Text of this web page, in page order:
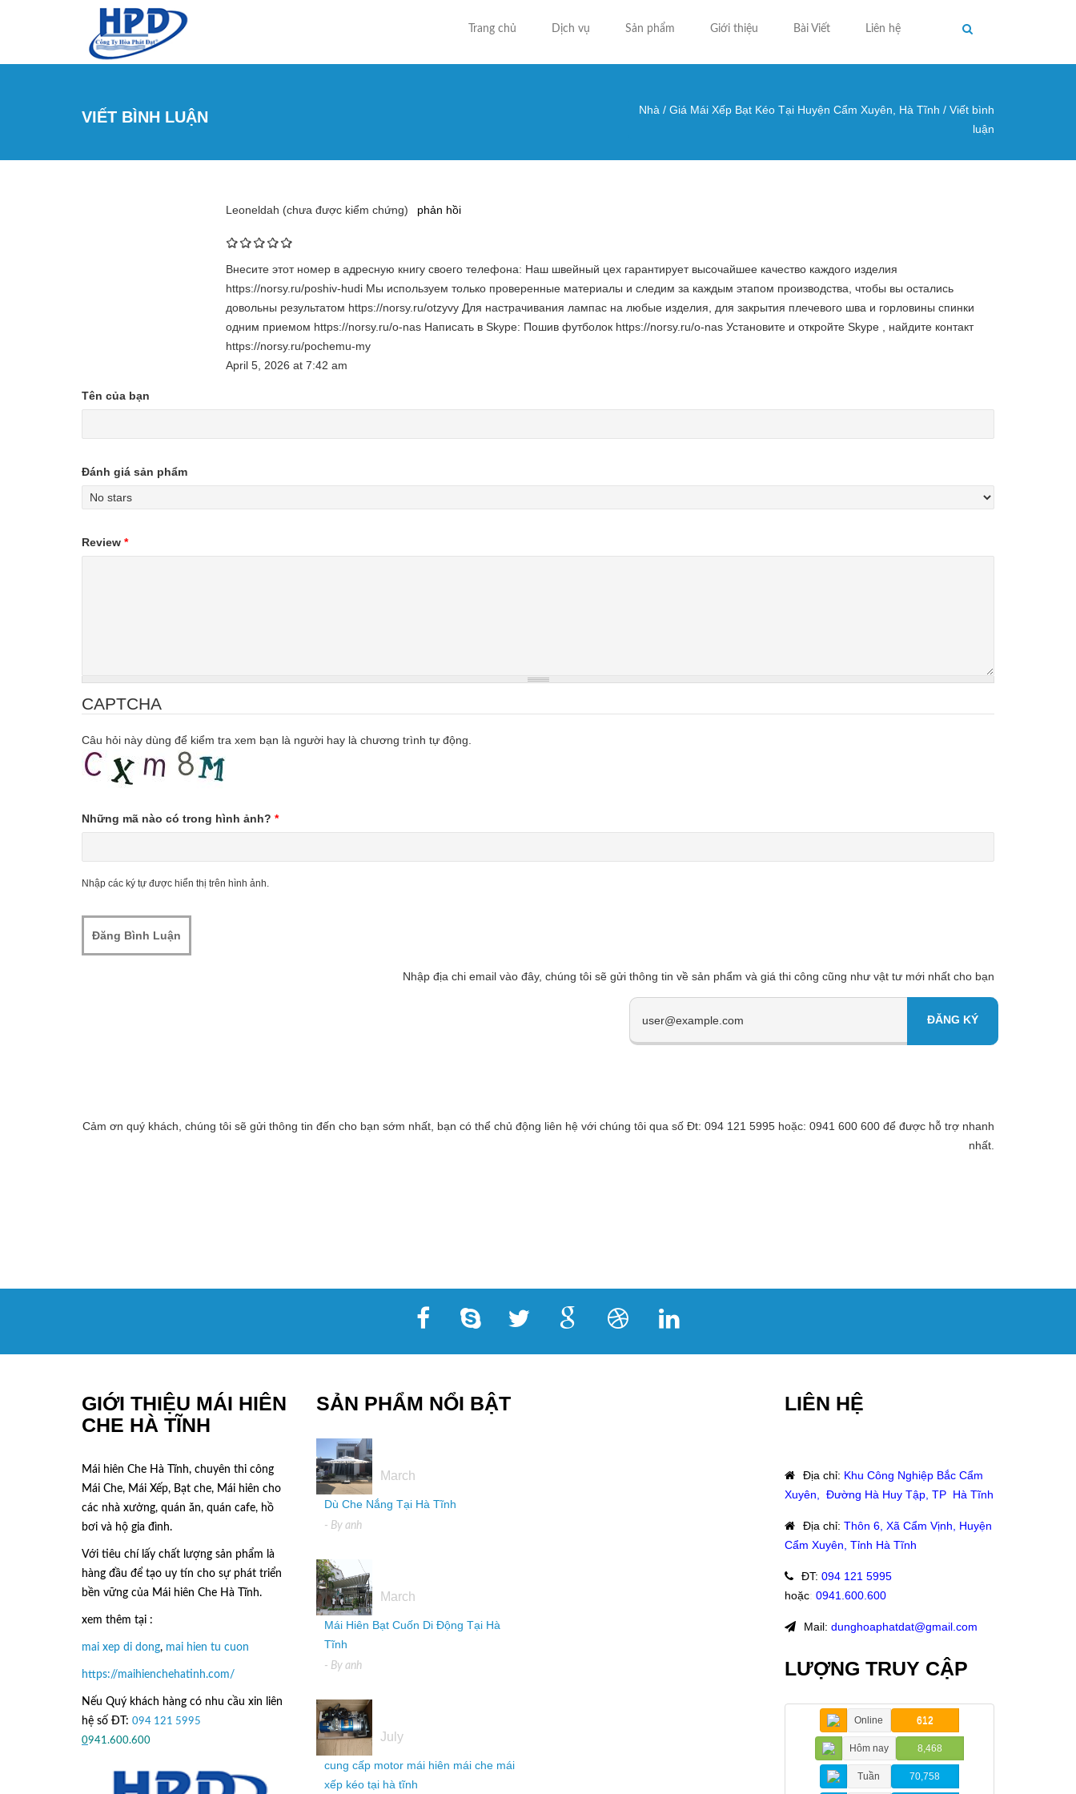
Trang chủ Dịch vụ Sản phẩm Giới thiệu Bài Viết Liên hệ
VIẾT BÌNH LUẬN Bạn đang ở đây
Nhà / Giá Mái Xếp Bạt Kéo Tại Huyện Cẩm Xuyên, Hà Tĩnh / Viết bình
luận
Leoneldah (chưa được kiểm chứng) phản hồi
Внесите этот номер в адресную книгу своего телефона: Наш швейный цех гарантирует высочайшее качество каждого изделия
https://norsy.ru/poshiv-hudi Мы используем только проверенные материалы и следим за каждым этапом производства, чтобы вы остались
довольны результатом https://norsy.ru/otzyvy Для настрачивания лампас на любые изделия, для закрытия плечевого шва и горловины спинки
одним приемом https://norsy.ru/o-nas Написать в Skype: Пошив футболок https://norsy.ru/o-nas Установите и откройте Skype , найдите контакт
https://norsy.ru/pochemu-my
April 5, 2026 at 7:42 am
Tên của bạn
Đánh giá sản phẩm
Review *
CAPTCHA
Câu hỏi này dùng để kiểm tra xem bạn là người hay là chương trình tự động.
Những mã nào có trong hình ảnh? *
Nhập các ký tự được hiển thị trên hình ảnh.
Nhập địa chi email vào đây, chúng tôi sẽ gửi thông tin về sản phẩm và giá thi công cũng như vật tư mới nhất cho bạn
Cảm ơn quý khách, chúng tôi sẽ gửi thông tin đến cho bạn sớm nhất, bạn có thể chủ động liên hệ với chúng tôi qua số Đt: 094 121 5995 hoặc: 0941 600 600 để được hỗ trợ nhanh
nhất.
GIỚI THIỆU MÁI HIÊN
CHE HÀ TĨNH
Mái hiên Che Hà Tĩnh, chuyên thi công
Mái Che, Mái Xếp, Bạt che, Mái hiên cho
các nhà xưởng, quán ăn, quán cafe, hồ
bơi và hộ gia đình.
Với tiêu chí lấy chất lượng sản phẩm là
hàng đầu để tạo uy tín cho sự phát triển
bền vững của Mái hiên Che Hà Tĩnh.
xem thêm tại :
mai xep di dong, mai hien tu cuon
https://maihienchehatinh.com/
Nếu Quý khách hàng có nhu cầu xin liên
hệ số ĐT: 094 121 5995
0941.600.600
SẢN PHẨM NỔI BẬT
March
Dù Che Nắng Tại Hà Tĩnh
- By anh
March
Mái Hiên Bạt Cuốn Di Động Tại Hà
Tĩnh
- By anh
July
cung cấp motor mái hiên mái che mái
xếp kéo tại hà tĩnh
LIÊN HỆ
Địa chỉ: Khu Công Nghiệp Bắc Cẩm
Xuyên, Đường Hà Huy Tập, TP Hà Tĩnh
Địa chỉ: Thôn 6, Xã Cẩm Vịnh, Huyện
Cẩm Xuyên, Tỉnh Hà Tĩnh
ĐT: 094 121 5995
hoặc: 0941.600.600
Mail: dunghoaphatdat@gmail.com
LƯỢNG TRUY CẬP
Online 612
Hôm nay 8,468
Tuần 70,758